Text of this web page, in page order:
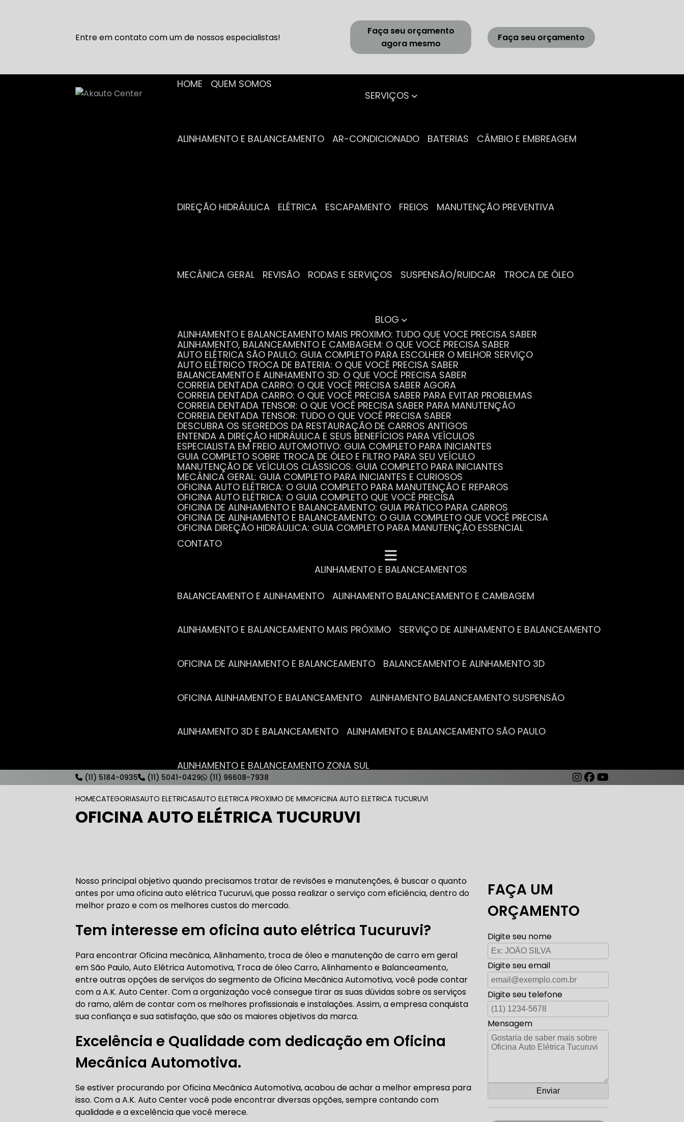
Entre em contato com um de nossos especialistas!
Faça seu orçamento
agora mesmo
Faça seu orçamento
HOME
QUEM SOMOS
SERVIÇOS
ALINHAMENTO E BALANCEAMENTO AR-CONDICIONADO BATERIAS CÂMBIO E EMBREAGEM
DIREÇÃO HIDRÁULICA ELÉTRICA ESCAPAMENTO FREIOS MANUTENÇÃO PREVENTIVA
MECÂNICA GERAL REVISÃO RODAS E SERVIÇOS SUSPENSÃO/RUIDCAR TROCA DE ÓLEO
BLOG
ALINHAMENTO E BALANCEAMENTO MAIS PRÓXIMO: TUDO QUE VOCÊ PRECISA SABER
ALINHAMENTO, BALANCEAMENTO E CAMBAGEM: O QUE VOCÊ PRECISA SABER
AUTO ELÉTRICA SÃO PAULO: GUIA COMPLETO PARA ESCOLHER O MELHOR SERVIÇO
AUTO ELÉTRICO TROCA DE BATERIA: O QUE VOCÊ PRECISA SABER
BALANCEAMENTO E ALINHAMENTO 3D: O QUE VOCÊ PRECISA SABER
CORREIA DENTADA CARRO: O QUE VOCÊ PRECISA SABER AGORA
CORREIA DENTADA CARRO: O QUE VOCÊ PRECISA SABER PARA EVITAR PROBLEMAS
CORREIA DENTADA TENSOR: O QUE VOCÊ PRECISA SABER PARA MANUTENÇÃO
CORREIA DENTADA TENSOR: TUDO O QUE VOCÊ PRECISA SABER
DESCUBRA OS SEGREDOS DA RESTAURAÇÃO DE CARROS ANTIGOS
ENTENDA A DIREÇÃO HIDRÁULICA E SEUS BENEFÍCIOS PARA VEÍCULOS
ESPECIALISTA EM FREIO AUTOMOTIVO: GUIA COMPLETO PARA INICIANTES
GUIA COMPLETO SOBRE TROCA DE ÓLEO E FILTRO PARA SEU VEÍCULO
MANUTENÇÃO DE VEÍCULOS CLÁSSICOS: GUIA COMPLETO PARA INICIANTES
MECÂNICA GERAL: GUIA COMPLETO PARA INICIANTES E CURIOSOS
OFICINA AUTO ELÉTRICA: O GUIA COMPLETO PARA MANUTENÇÃO E REPAROS
OFICINA AUTO ELÉTRICA: O GUIA COMPLETO QUE VOCÊ PRECISA
OFICINA DE ALINHAMENTO E BALANCEAMENTO: GUIA PRÁTICO PARA CARROS
OFICINA DE ALINHAMENTO E BALANCEAMENTO: O GUIA COMPLETO QUE VOCÊ PRECISA
OFICINA DIREÇÃO HIDRÁULICA: GUIA COMPLETO PARA MANUTENÇÃO ESSENCIAL
OFICINA MECÂNICA COMPLETA PARA BLINDADOS: TUDO QUE VOCÊ PRECISA SABER
POR QUE A REVISÃO AUTOMOTIVA É ESSENCIAL PARA O DESEMPENHO DO SEU CARRO
SERVIÇO DE ALINHAMENTO E BALANCEAMENTO: O QUE VOCÊ PRECISA SABER
VANTAGENS ESSENCIAIS DA TROCA DE ÓLEO PARA A SAÚDE DO SEU CARRO
CONTATO
ALINHAMENTO E BALANCEAMENTOS
BALANCEAMENTO E ALINHAMENTO ALINHAMENTO BALANCEAMENTO E CAMBAGEM
ALINHAMENTO E BALANCEAMENTO MAIS PRÓXIMO SERVIÇO DE ALINHAMENTO E BALANCEAMENTO
OFICINA DE ALINHAMENTO E BALANCEAMENTO BALANCEAMENTO E ALINHAMENTO 3D
OFICINA ALINHAMENTO E BALANCEAMENTO ALINHAMENTO BALANCEAMENTO SUSPENSÃO
ALINHAMENTO 3D E BALANCEAMENTO ALINHAMENTO E BALANCEAMENTO SÃO PAULO
ALINHAMENTO E BALANCEAMENTO ZONA SUL
AUTO ELÉTRICA MAIS PRÓXIMO AUTO ELÉTRICA AUTOMOTIVA
AUTO ELÉTRICO TROCA DE BATERIA OFICINA AUTO ELÉTRICA AUTO ELÉTRICA DE CARROS
AUTO ELÉTRICA ABERTA HOJE AUTO ELÉTRICA SOCORRO
AUTO ELÉTRICA PRÓXIMO DE MIM AUTO ELÉTRICA SÃO PAULO AUTO ELÉTRICA ZONA SUL
CORREIAS DENTADAS
TROCA CORREIA DENTADA CORREIA DENTADA LAND ROVER CORREIA DENTADA RANGE ROVER
TROCA DA CORREIA DENTADA DA LAND ROVER CORREIA DENTADA DISCOVERY
(11) 5184-0935 (11) 5041-0429 (11) 96608-7938
HOMECATEGORIASAUTO ELETRICASAUTO ELETRICA PROXIMO DE MIMOFICINA AUTO ELETRICA TUCURUVI
OFICINA AUTO ELÉTRICA TUCURUVI
Nosso principal objetivo quando precisamos tratar de revisões e manutenções, é buscar o quanto
antes por uma oficina auto elétrica Tucuruvi,que possa realizar o serviço com eficiência, dentro do
melhor prazo e com os melhores custos do mercado.
Tem interesse em oficina auto elétrica Tucuruvi?
Para encontrar Oficina mecânica, Alinhamento, troca de óleo e manutenção de carro em geral
em São Paulo, Auto Elétrica Automotiva, Troca de óleo Carro, Alinhamento e Balanceamento,
entre outras opções de serviços do segmento de Oficina Mecãnica Automotiva, você pode contar
com a A.K. Auto Center. Com a organização você consegue tirar as suas dúvidas sobre os serviços
do ramo, além de contar com os melhores profissionais e instalações. Assim, a empresa conquista
sua confiança e sua satisfação, que são os maiores objetivos da marca.
Excelência e Qualidade com dedicação em Oficina
Mecãnica Automotiva.
Se estiver procurando por Oficina Mecãnica Automotiva, acabou de achar a melhor empresa para
isso. Com a A.K. Auto Center você pode encontrar diversas opções, sempre contando com
qualidade e a excelência que você merece.
FAÇA UM
ORÇAMENTO
Digite seu nome
Digite seu email
Digite seu telefone
Mensagem